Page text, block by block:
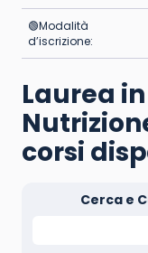
🟢Modalità
d’iscrizione:
Laurea
corsi
Cerca e